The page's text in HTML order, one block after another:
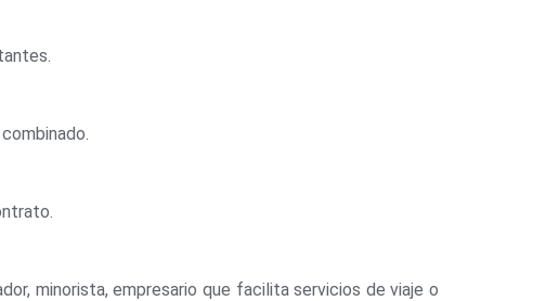
minorista, empresario que facilita servicios de viaje o